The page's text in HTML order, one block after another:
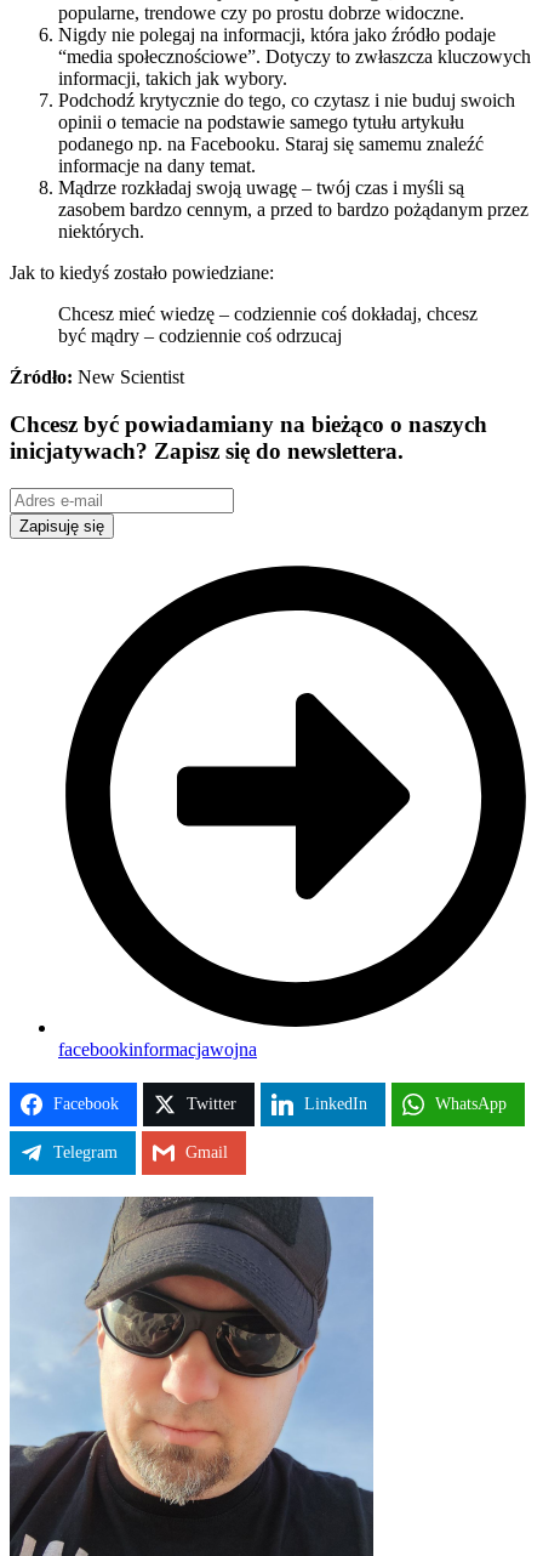
popularne, trendowe czy po prostu dobrze widoczne.
Nigdy nie polegaj na informacji, która jako źródło podaje
“media społecznościowe”. Dotyczy to zwłaszcza kluczowych
informacji, takich jak wybory.
Podchodź krytycznie do tego, co czytasz i nie buduj swoich
opinii o temacie na podstawie samego tytułu artykułu
podanego np. na Facebooku. Staraj się samemu znaleźć
informacje na dany temat.
Mądrze rozkładaj swoją uwagę – twój czas i myśli są
zasobem bardzo cennym, a przed to bardzo pożądanym przez
niektórych.
Jak to kiedyś zostało powiedziane:
Chcesz mieć wiedzę – codziennie coś dokładaj, chcesz
być mądry – codziennie coś odrzucaj
Źródło: New Scientist
Chcesz być powiadamiany na bieżąco o naszych
inicjatywach? Zapisz się do newslettera.
Zapisuję się
facebookinformacjawojna
Facebook Twitter LinkedIn WhatsApp
Telegram Gmail